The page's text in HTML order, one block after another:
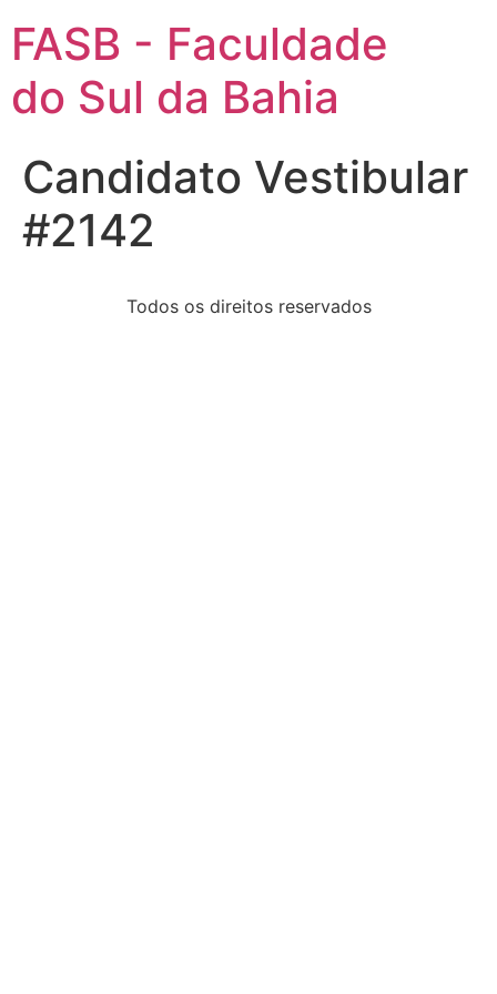
FASB - Faculdade
do Sul da Bahia
Candidato Vestibular
#2142
Todos os direitos reservados